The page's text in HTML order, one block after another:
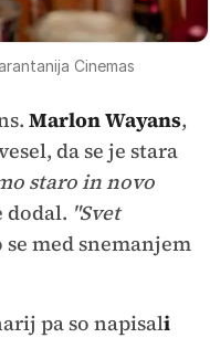
Cinemas
Marlon Wayans,
da se je stara
staro in novo
"Svet
med snemanjem
pa so napisali